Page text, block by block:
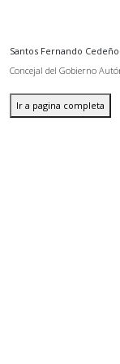
Santos Fernando
Concejal del Gobierno
Ir a pagina completa